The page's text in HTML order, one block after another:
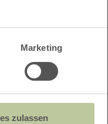
Marketing
zulassen